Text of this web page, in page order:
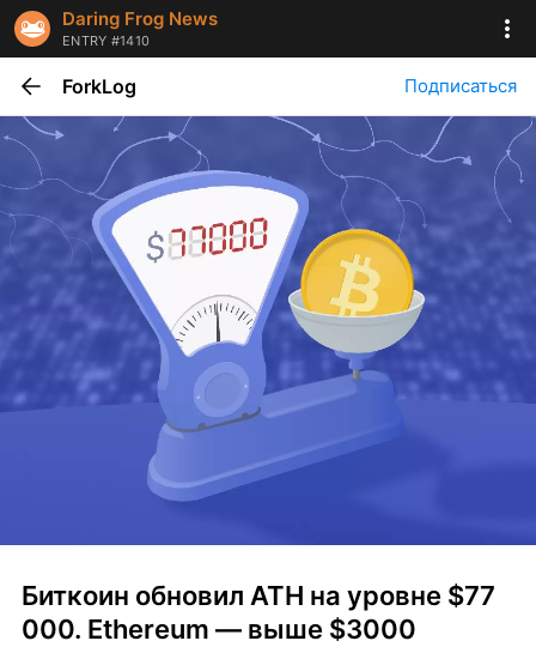
Daring Frog News
ENTRY #1410
ForkLog Подписаться
Биткоин обновил ATH на уровне $77
000. Ethereum — выше $3000